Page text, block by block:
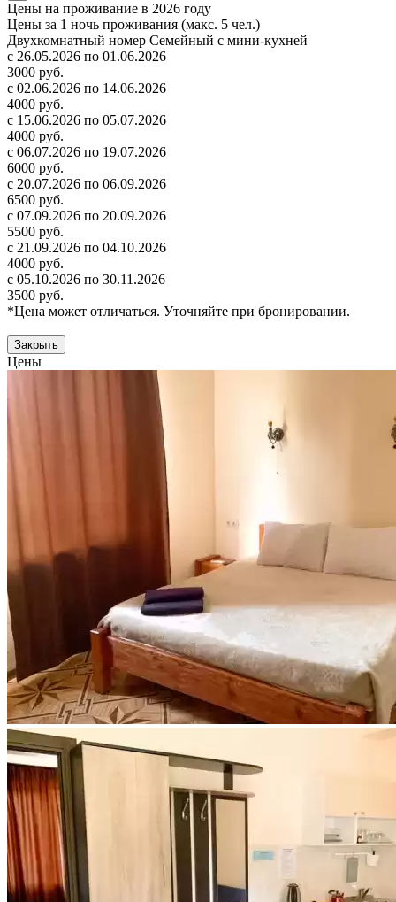
Цены на проживание в 2026 году
Цены за 1 ночь проживания (макс. 5 чел.)
Двухкомнатный номер Семейный с мини-кухней
с 26.05.2026 по 01.06.2026
3000 руб.
с 02.06.2026 по 14.06.2026
4000 руб.
с 15.06.2026 по 05.07.2026
4000 руб.
с 06.07.2026 по 19.07.2026
6000 руб.
с 20.07.2026 по 06.09.2026
6500 руб.
с 07.09.2026 по 20.09.2026
5500 руб.
с 21.09.2026 по 04.10.2026
4000 руб.
с 05.10.2026 по 30.11.2026
3500 руб.
*Цена может отличаться. Уточняйте при бронировании.
Закрыть
Цены